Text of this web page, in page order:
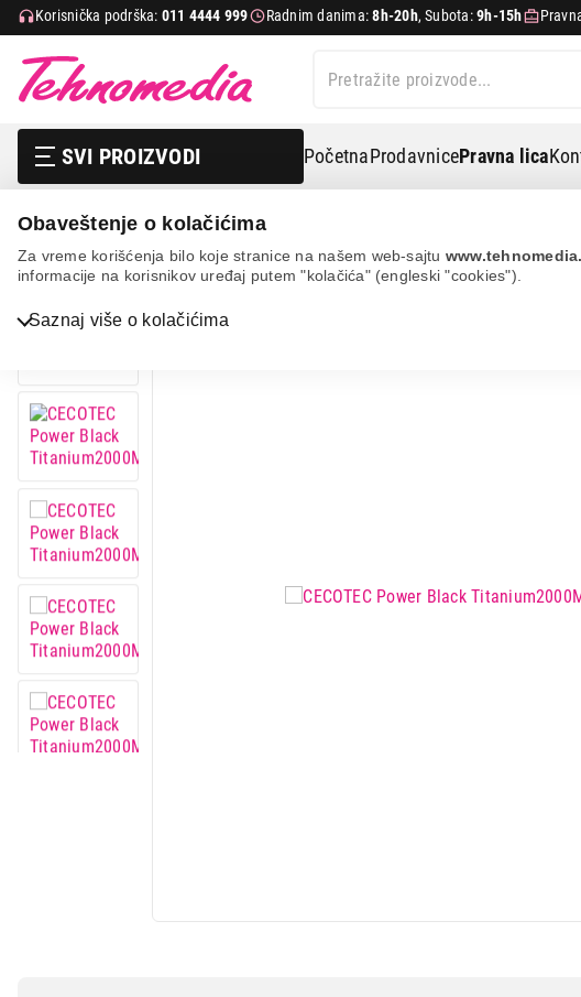
Obaveštenje o kolačićima
Za vreme korišćenja bilo koje stranice na našem web-sajtu
informacije na korisnikov uređaj putem "kolačića" (engleski "cookies").
Saznaj više o kolačićima
Korisnička podrška: 011 4444 999 Radnim danima:8h-20h, Subota:9h-15h
SVI PROIZVODI PočetnaProdavnicePravna lica
Bela tehnika
TV, audio, video i foto
Mobilni telefoni i tableti
Mali kuhinjski aparati
Nega tela, lepota i zdravlje
Sport i putovanje
Mali kuhinjski aparati Blenderi